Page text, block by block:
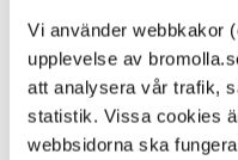
Vi använder webbkakor
upplevelse av
att analysera vår trafik,
statistik. Vissa cookies
webbsidorna ska
markägarens tillstånd!
Anordna arrangemang |
Att elda majbrasa eller
förenat med stränga